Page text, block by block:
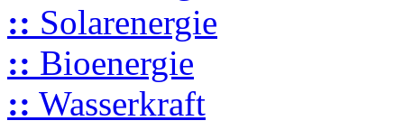
:: Solarenergie
:: Bioenergie
:: Wasserkraft